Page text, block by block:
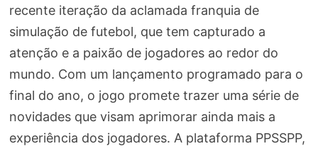
recente iteração da aclamada franquia de
simulação de futebol, que tem capturado a
atenção e a paixão de jogadores ao redor do
mundo. Com um lançamento programado para o
final do ano, o jogo promete trazer uma série de
novidades que visam aprimorar ainda mais a
experiência dos jogadores. A plataforma PPSSPP,